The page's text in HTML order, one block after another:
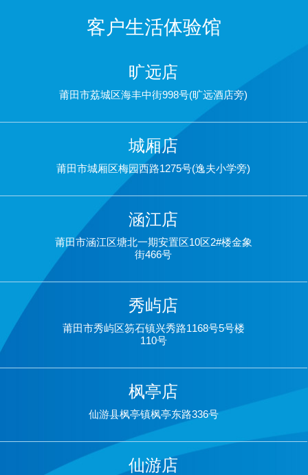
客户生活体验馆
旷远店
莆田市荔城区海丰中街998号(旷远酒店旁)
城厢店
莆田市城厢区梅园西路1275号(逸夫小学旁)
涵江店
莆田市涵江区塘北一期安置区10区2#楼金象
街466号
秀屿店
莆田市秀屿区笏石镇兴秀路1168号5号楼
110号
枫亭店
仙游县枫亭镇枫亭东路336号
仙游店